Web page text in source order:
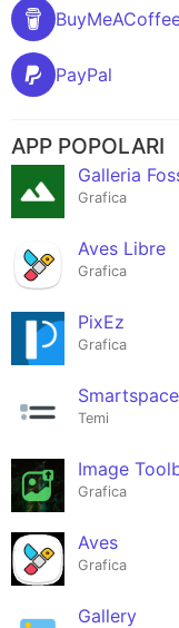
PayPal
APP POPOLARI
Galleria
Grafica
Aves Libre
Grafica
PixEz
Grafica
Temi
Image
Grafica
Aves
Grafica
Gallery